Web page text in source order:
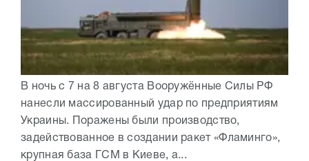
В ночь с 7 на 8 августа Вооружённые Силы РФ
нанесли массированный удар по предприятиям
Украины. Поражены были производство,
задействованное в создании ракет «Фламинго»,
крупная база ГСМ в Киеве, а...